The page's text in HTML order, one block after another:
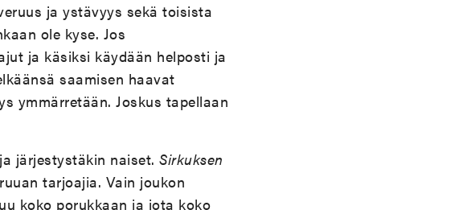
ja ystävyys sekä toisista
ole kyse. Jos
ja käsiksi käydään helposti ja
saamisen haavat
ymmärretään. Joskus tapellaan
järjestystäkin naiset. Sirkuksen
tarjoajia. Vain joukon
koko porukkaan ja jota koko